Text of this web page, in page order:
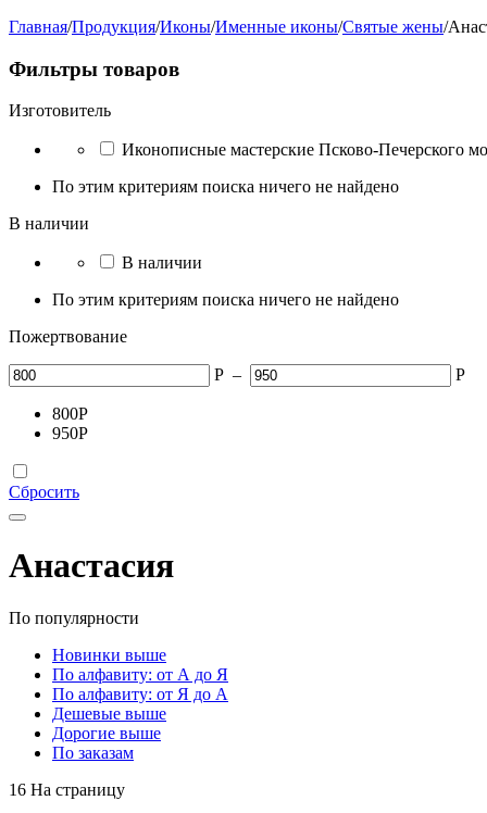
Главная/Продукция/Иконы/Именные иконы/Святые жены/
Фильтры товаров
Изготовитель
Иконописные мастерские Псково-Печерского
По этим критериям поиска ничего не найдено
В наличии
В наличии
По этим критериям поиска ничего не найдено
Пожертвование
Р – Р
800Р
950Р
Сбросить
Анастасия
По популярности
Новинки выше
По алфавиту: от А до Я
По алфавиту: от Я до А
Дешевые выше
Дорогие выше
По заказам
16 На страницу